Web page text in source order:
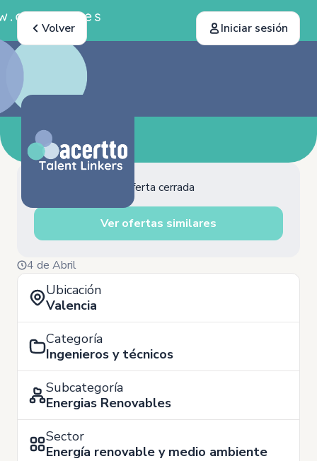
Volver Iniciar sesión
Oferta cerrada
Ver ofertas similares
4 de Abril
Ubicación
Valencia
Categoría
Ingenieros y técnicos
Subcategoría
Energias Renovables
Sector
Energía renovable y medio ambiente